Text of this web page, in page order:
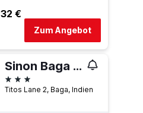
32 €
Zum Angebot
Sinon Baga Retreat
3 Sterne
Titos Lane 2, Baga, Indien